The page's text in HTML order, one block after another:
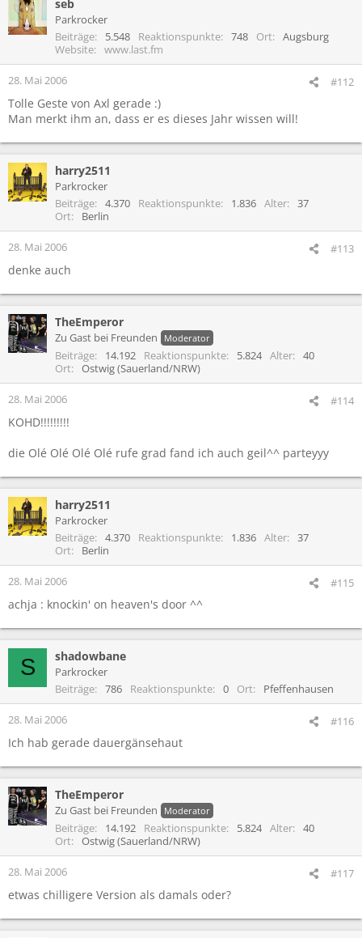
seb
Parkrocker
Beiträge
5.548 Reaktionspunkte 748 Ort
Augsburg
Website
www.last.fm
28. Mai 2006 #112
Tolle Geste von Axl gerade :)
Man merkt ihm an, dass er es dieses Jahr wissen will!
harry2511
Parkrocker
Beiträge
4.370 Reaktionspunkte 1.836 Alter
37
Ort
Berlin
28. Mai 2006 #113
denke auch
TheEmperor
Zu Gast bei Freunden Moderator
Beiträge 14.192 Reaktionspunkte 5.824 Alter
40
Ort
Ostwig (Sauerland/NRW)
28. Mai 2006 #114
KOHD!!!!!!!!!
die Olé Olé Olé Olé rufe grad fand ich auch geil^^ parteyyy
harry2511
Parkrocker
Beiträge
4.370 Reaktionspunkte 1.836 Alter
37
Ort
Berlin
28. Mai 2006 #115
achja : knockin' on heaven's door ^^
S shadowbane
Parkrocker
Beiträge
786 Reaktionspunkte 0 Ort Pfeffenhausen
28. Mai 2006 #116
Ich hab gerade dauergänsehaut
TheEmperor
Zu Gast bei Freunden Moderator
Beiträge 14.192 Reaktionspunkte 5.824 Alter
40
Ort
Ostwig (Sauerland/NRW)
28. Mai 2006 #117
etwas chilligere Version als damals oder?